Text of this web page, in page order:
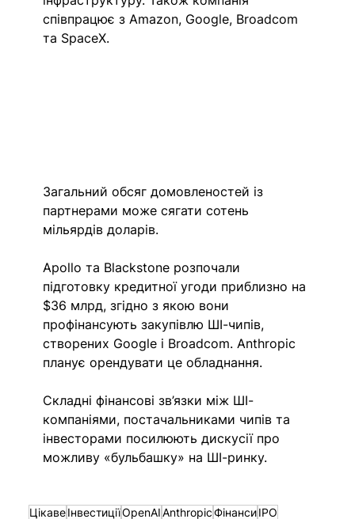
співпрацює з Amazon, Google, Broadcom
та SpaceX.
Загальний обсяг домовленостей із
партнерами може сягати сотень
мільярдів доларів.
Apollo та Blackstone розпочали
підготовку кредитної угоди приблизно на
$36 млрд, згідно з якою вони
профінансують закупівлю ШІ-чипів,
створених Google і Broadcom. Anthropic
планує орендувати це обладнання.
Складні фінансові зв’язки між ШІ-
компаніями, постачальниками чипів та
інвесторами посилюють дискусії про
можливу «бульбашку» на ШІ-ринку.
ЦікавеІнвестиціїOpenAIAnthropicФінансиIPO